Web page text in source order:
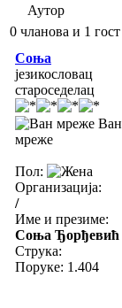
Аутор
0 чланова и 1 гост
Соња
језикословац
староседелац
Ван
мреже
Пол:
Организација:
/
Име и презиме:
Соња Ђорђевић
Струка:
Поруке: 1.404